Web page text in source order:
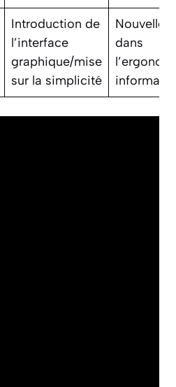
Introduction de
l’interface
graphique/mise
sur la simplicité
Nouvelle
dans